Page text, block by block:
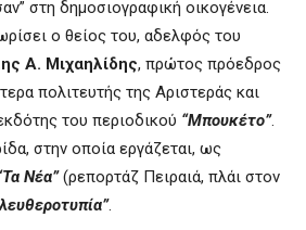
στη δημοσιογραφική οικογένεια.
ο θείος του, αδελφός του
Α. Μιχαηλίδης, πρώτος πρόεδρος
πολιτευτής της Αριστεράς και
του περιοδικού “Μπουκέτο”.
στην οποία εργάζεται, ως
Νέα”(ρεπορτάζ Πειραιά, πλάι στον
.